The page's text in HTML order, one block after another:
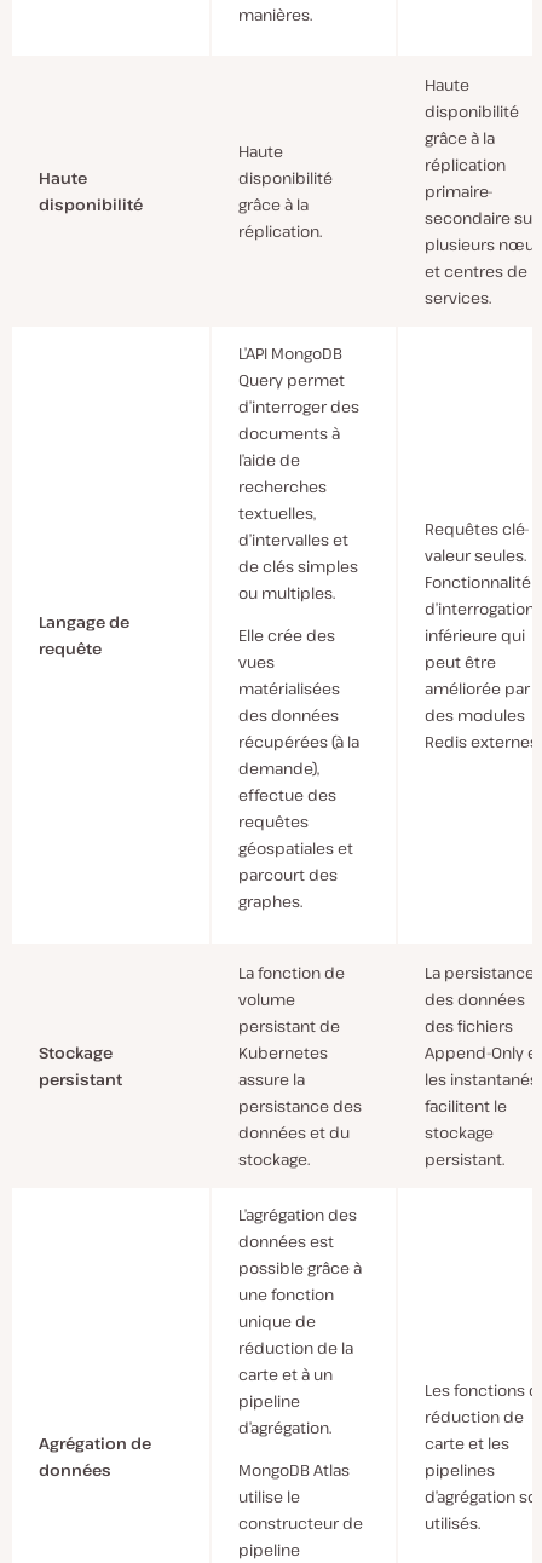
manières.
Haute
disponibilité
Haute
disponibilité
grâce à la
réplication.
Haute
disponibilité
grâce à la
réplication
primaire-
secondaire sur
plusieurs
et centres de
services.
Langage de
requête
L’API MongoDB
Query permet
d’interroger des
documents à
l’aide de
recherches
textuelles,
d’intervalles et
de clés simples
ou multiples.
Elle crée des
vues
matérialisées
des données
récupérées (à la
demande),
effectue des
requêtes
géospatiales et
parcourt des
graphes.
Requêtes clé-
valeur seules.
Fonctionnalité
d’interrogation
inférieure qui
peut être
améliorée par
des modules
Redis externes.
Stockage
persistant
La fonction de
volume
persistant de
Kubernetes
assure la
persistance des
données et du
stockage.
La persistance
des données
des fichiers
Append-Only et
les instantanés
facilitent le
stockage
persistant.
Agrégation de
données
L’agrégation des
données est
possible grâce à
une fonction
unique de
réduction de la
carte et à un
pipeline
d’agrégation.
MongoDB Atlas
utilise le
constructeur de
pipeline
Les fonctions
réduction de
carte et les
pipelines
d’agrégation
utilisés.